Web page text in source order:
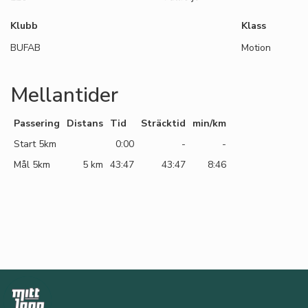
Klubb
BUFAB
Klass
Motion
Mellantider
Passering Distans Tid Sträcktid
min/km
Start 5km
0:00 -
-
Mål 5km
5 km 43:47 43:47 8:46